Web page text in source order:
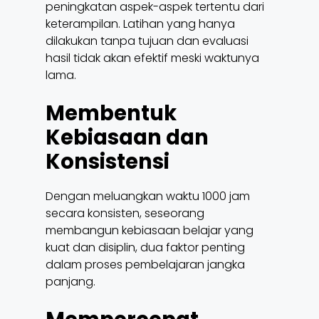
peningkatan aspek-aspek tertentu dari
keterampilan. Latihan yang hanya
dilakukan tanpa tujuan dan evaluasi
hasil tidak akan efektif meski waktunya
lama.
Membentuk
Kebiasaan dan
Konsistensi
Dengan meluangkan waktu 1000 jam
secara konsisten, seseorang
membangun kebiasaan belajar yang
kuat dan disiplin, dua faktor penting
dalam proses pembelajaran jangka
panjang.